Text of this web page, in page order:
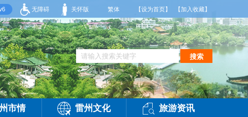
，局部有雷阵雨，偏西风2到3级，气温26到35度，相对湿度70%到95%。雷州市气象台
无障碍 关怀版 繁体 【设为首页】 【加入收藏】
搜索
市情 雷州文化 旅游资讯